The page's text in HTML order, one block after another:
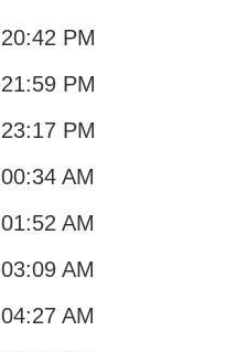
20:42 PM
21:59 PM
23:17 PM
00:34 AM
01:52 AM
03:09 AM
04:27 AM